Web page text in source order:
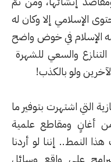
الإسلامي إلا وكان له
الإسلام في خوض واضح
والسعي للشهرة
ولو بالكذب!
التي اشتهرت بتوفير ما
أغانٍ ومقاطع علمية
النمط.. إننا لو أردنا
على واقع وسائل